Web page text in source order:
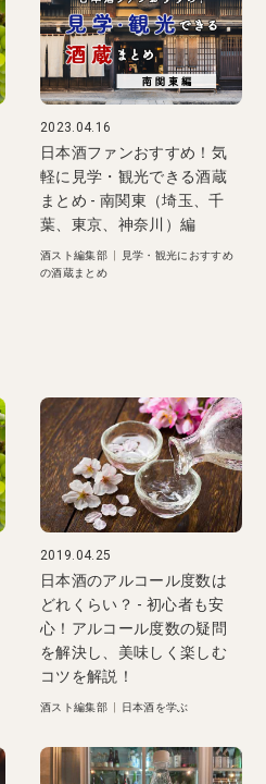
2023.04.16
日本酒ファンおすすめ！気
軽に見学・観光できる酒蔵
まとめ - 南関東（埼玉、千
葉、東京、神奈川）編
酒スト編集部
見学・観光におすすめ
の酒蔵まとめ
2019.04.25
日本酒のアルコール度数は
どれくらい？ - 初心者も安
心！アルコール度数の疑問
を解決し、美味しく楽しむ
コツを解説！
酒スト編集部 日本酒を学ぶ